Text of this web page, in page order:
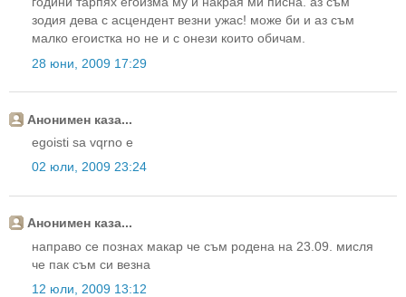
зодия дева с асцендент везни ужас! може би и аз съм
малко егоистка но не и с онези които обичам.
28 юни, 2009 17:29
Анонимен каза...
egoisti sa vqrno e
02 юли, 2009 23:24
Анонимен каза...
направо се познах макар че съм родена на 23.09. мисля
че пак съм си везна
12 юли, 2009 13:12